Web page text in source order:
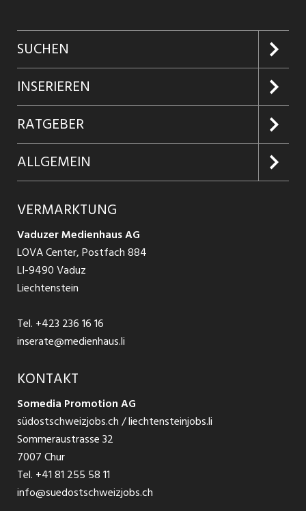
SUCHEN
Jobs suchen
Jobabo
Firmen entdecken
Jobs in Graubünden
Jobs in St. Gallen
Jobs in Glarus
Jobs in der Südostschweiz
Temporär Jobs
Teilzeit Jobs
Praktikum
INSERIEREN
Kundenlogin
Inserieren
Produkte
Schnittstelle
RATGEBER
Glossar
Ratgeber Bewerbung / Rekrutierung
ALLGEMEIN
AGB
Datenschutzbestimmungen
Nutzungsbedingungen
Impressum
VERMARKTUNG
Vaduzer Medienhaus AG
LOVA Center, Postfach 884
LI-9490 Vaduz
Liechtenstein
Tel. +423 236 16 16
inserate@medienhaus.li
KONTAKT
Somedia Promotion AG
südostschweizjobs.ch / liechtensteinjobs.li
Sommeraustrasse 32
7007 Chur
Tel. +41 81 255 58 11
info@suedostschweizjobs.ch